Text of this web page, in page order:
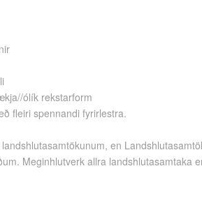
ólík rekstarform
fleiri spennandi fyrirlestra.
en
Meginhlutverk allra landshlutasamtaka